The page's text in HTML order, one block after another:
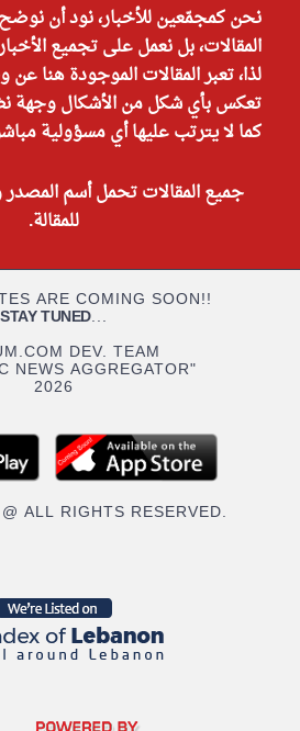
نحن كمجمّعين للأخبار، نود أن نوضح
المقالات، بل نعمل على تجميع
لذا، تعبر المقالات الموجودة هنا عن
تعكس بأي شكل من الأشكال وجهة
كما لا يترتب عليها أي مسؤولية
جميع المقالات تحمل أسم المصدر
للمقالة.
ARE COMING SOON!!
STAY TUNED...
DEV. TEAM
NEWS AGGREGATOR"
2026
ALL RIGHTS RESERVED.